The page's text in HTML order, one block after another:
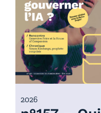
2026